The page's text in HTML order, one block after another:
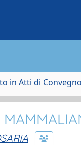
in Atti di